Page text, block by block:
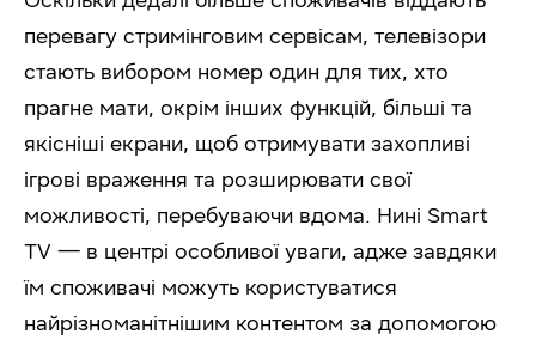
перевагу стримінговим сервісам, телевізори
стають вибором номер один для тих, хто
прагне мати, окрім інших функцій, більші та
якісніші екрани, щоб отримувати захопливі
ігрові враження та розширювати свої
можливості, перебуваючи вдома. Нині Smart
TV — в центрі особливої уваги, адже завдяки
їм споживачі можуть користуватися
найрізноманітнішим контентом за допомогою